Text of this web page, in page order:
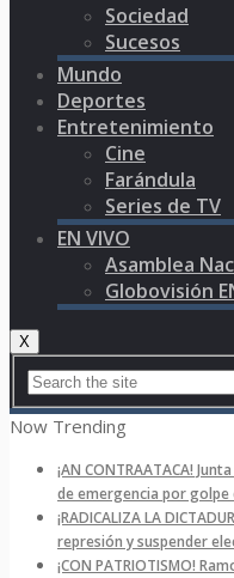
Sociedad
Sucesos
Mundo
Deportes
Entretenimiento
Cine
Farándula
Series de TV
EN VIVO
Asamblea
Globovisión
X
Now Trending
¡AN CONTRAATACA!
de emergencia por golpe
¡RADICALIZA LA
represión y suspender
¡CON PATRIOTISMO!